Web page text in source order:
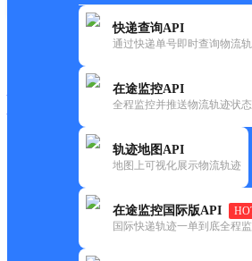
快递查询API
通过快递单号即时查询物流
在途监控API
全程监控并推送物流轨迹状态
轨迹地图API
地图上可视化展示物流轨迹
在途监控国际版API
国际快递轨迹一单到底全程
快运大
韵达
山东泰安泰山
更新时间：2022-07-14